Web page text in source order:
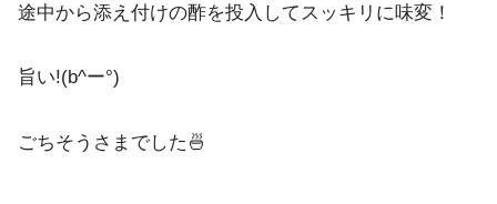
途中から添え付けの酢を投入してスッキリに味変！
旨い!(b^ー°)
ごちそうさまでした🍜